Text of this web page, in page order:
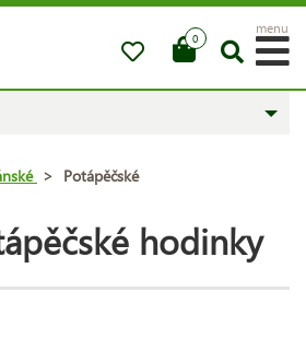
0
menu
> Potápěčské
hodinky